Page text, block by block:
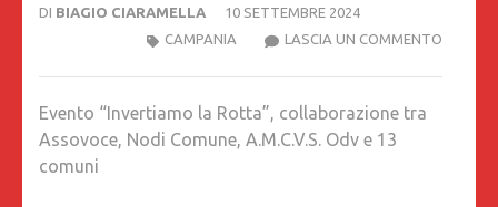
DI BIAGIO CIARAMELLA
10 SETTEMBRE 2024
LASCIA UN COMMENTO
CAMPANIA
Evento “Invertiamo la Rotta”, collaborazione tra
Assovoce, Nodi Comune, A.M.C.V.S. Odv e 13
comuni